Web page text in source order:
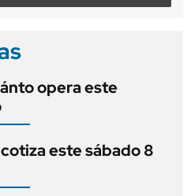
opera este
este sábado 8